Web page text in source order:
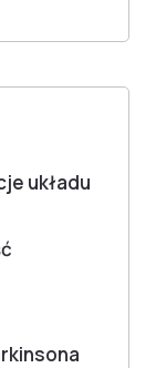
układu